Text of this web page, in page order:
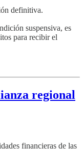
definitiva.
suspensiva, es
para recibir el
regional
financieras de las